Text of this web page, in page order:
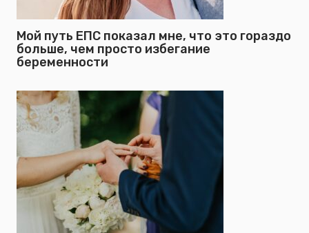
Мой путь ЕПС показал мне, что это гораздо
больше, чем просто избегание
беременности